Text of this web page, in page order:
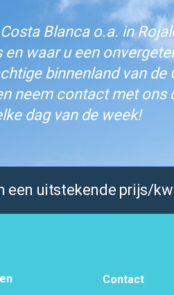
Blanca o.a. in
waar u een
binnenland van de
neem contact met ons
dag van de week!
een uitstekende prijs/
Contact